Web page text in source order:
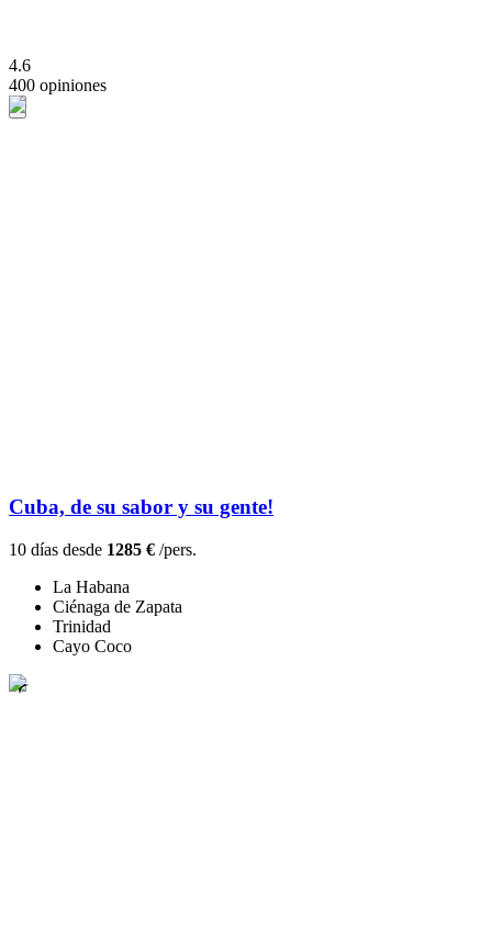
4.6
400 opiniones
Cuba, de su sabor y su gente!
10 días desde 1285 € /pers.
La Habana
Ciénaga de Zapata
Trinidad
Cayo Coco